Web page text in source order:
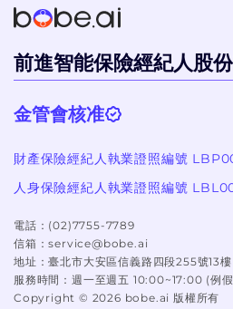
前進智能保險經紀人股
金管會核准
財產保險經紀人執業證照編號
人身保險經紀人執業證照編號
電話： (02)7755-7789
信箱：service@bobe.ai
地址：臺北市大安區信義路四段255號13樓
服務時間： 週一至週五 10:00~17:00 (例
Copyright © 2026 bobe.ai 版權所有